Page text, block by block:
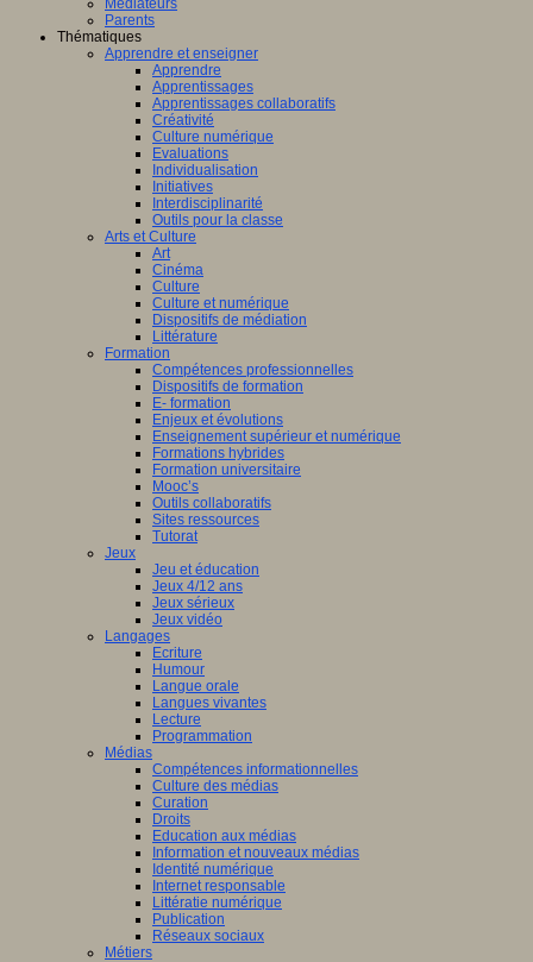
Médiateurs
Parents
Thématiques
Apprendre et enseigner
Apprendre
Apprentissages
Apprentissages collaboratifs
Créativité
Culture numérique
Evaluations
Individualisation
Initiatives
Interdisciplinarité
Outils pour la classe
Arts et Culture
Art
Cinéma
Culture
Culture et numérique
Dispositifs de médiation
Littérature
Formation
Compétences professionnelles
Dispositifs de formation
E- formation
Enjeux et évolutions
Enseignement supérieur et numérique
Formations hybrides
Formation universitaire
Mooc’s
Outils collaboratifs
Sites ressources
Tutorat
Jeux
Jeu et éducation
Jeux 4/12 ans
Jeux sérieux
Jeux vidéo
Langages
Ecriture
Humour
Langue orale
Langues vivantes
Lecture
Programmation
Médias
Compétences informationnelles
Culture des médias
Curation
Droits
Education aux médias
Information et nouveaux médias
Identité numérique
Internet responsable
Littératie numérique
Publication
Réseaux sociaux
Métiers